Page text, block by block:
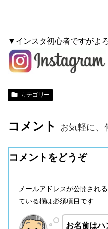
▼インスタ初心者ですがよ
カテゴリー
コメント お気軽に、
コメントをどうぞ
メールアドレスが公開され
ている欄は必須項目です
お名前はハ